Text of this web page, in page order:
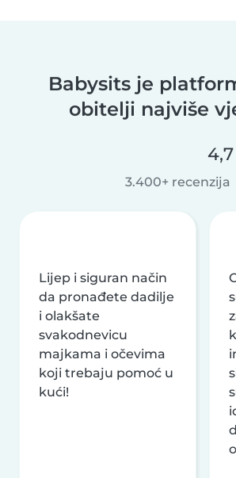
Babysits je
obitelji najviše
3.400+ recenzija
Lijep i siguran način
da pronađete dadilje
i olakšate
svakodnevicu
majkama i očevima
koji trebaju pomoć u
kući!